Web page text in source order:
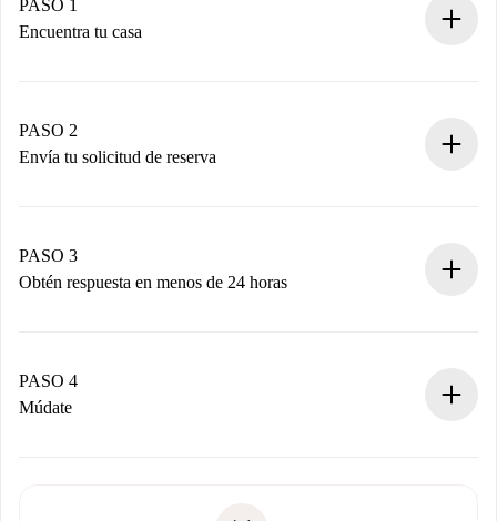
PASO 1
Encuentra tu casa
Tienes toda la información necesaria por adelantado.
PASO 2
Envía tu solicitud de reserva
propietario acepte.
PASO 3
Obtén respuesta en menos de 24 horas
contacto con el propietario.
Si es rechazada: No te haremos ningún cargo y te
PASO 4
Múdate